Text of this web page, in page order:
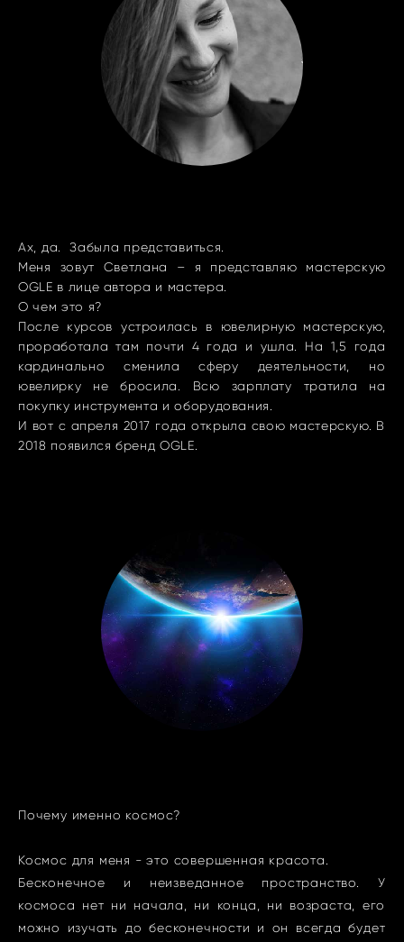
Ах, да. Забыла представиться.
Меня зовут Светлана – я представляю мастерскую
OGLE в лице автора и мастера.
О чем это я?
После курсов устроилась в ювелирную мастерскую,
проработала там почти 4 года и ушла. На 1,5 года
кардинально сменила сферу деятельности, но
ювелирку не бросила. Всю зарплату тратила на
покупку инструмента и оборудования.
И вот с апреля 2017 года открыла свою мастерскую. В
2018 появился бренд OGLE.
Почему именно космос?
Космос для меня - это совершенная красота.
Бесконечное и неизведанное пространство. У
космоса нет ни начала, ни конца, ни возраста, его
можно изучать до бесконечности и он всегда будет